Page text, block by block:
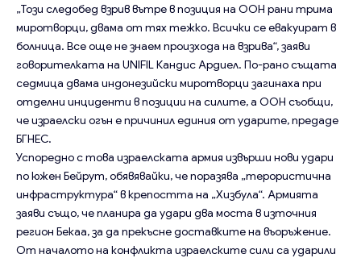
„Този следобед взрив вътре в позиция на ООН рани трима
миротворци, двама от тях тежко. Всички се евакуират в
болница. Все още не знаем произхода на взрива“, заяви
говорителката на UNIFIL Кандис Ардиел. По-рано същата
седмица двама индонезийски миротворци загинаха при
отделни инциденти в позиции на силите, а ООН съобщи,
че израелски огън е причинил единия от ударите, предаде
БГНЕС.
Успоредно с това израелската армия извърши нови удари
по южен Бейрут, обявявайки, че поразява „терористична
инфраструктура“ в крепостта на „Хизбула“. Армията
заяви също, че планира да удари два моста в източния
регион Бекаа, за да прекъсне доставките на въоръжение.
От началото на конфликта израелските сили са ударили